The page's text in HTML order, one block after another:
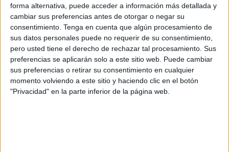
forma alternativa, puede acceder a información más detallada y
cambiar sus preferencias antes de otorgar o negar su
consentimiento. Tenga en cuenta que algún procesamiento de
sus datos personales puede no requerir de su consentimiento,
pero usted tiene el derecho de rechazar tal procesamiento. Sus
preferencias se aplicarán solo a este sitio web. Puede cambiar
sus preferencias o retirar su consentimiento en cualquier
momento volviendo a este sitio y haciendo clic en el botón
"Privacidad" en la parte inferior de la página web.
POR BROOKS BEALL 13/02/2026 0
Arranca el ‘III ITF de tenis’ en Loma Margarita
POR FERNANDO MORCILLO 08/12/2025 0
Olga Parres, subcampeona en dobles en el
ITF de Melilla
POR FERNANDO MORCILLO 07/12/2025 0